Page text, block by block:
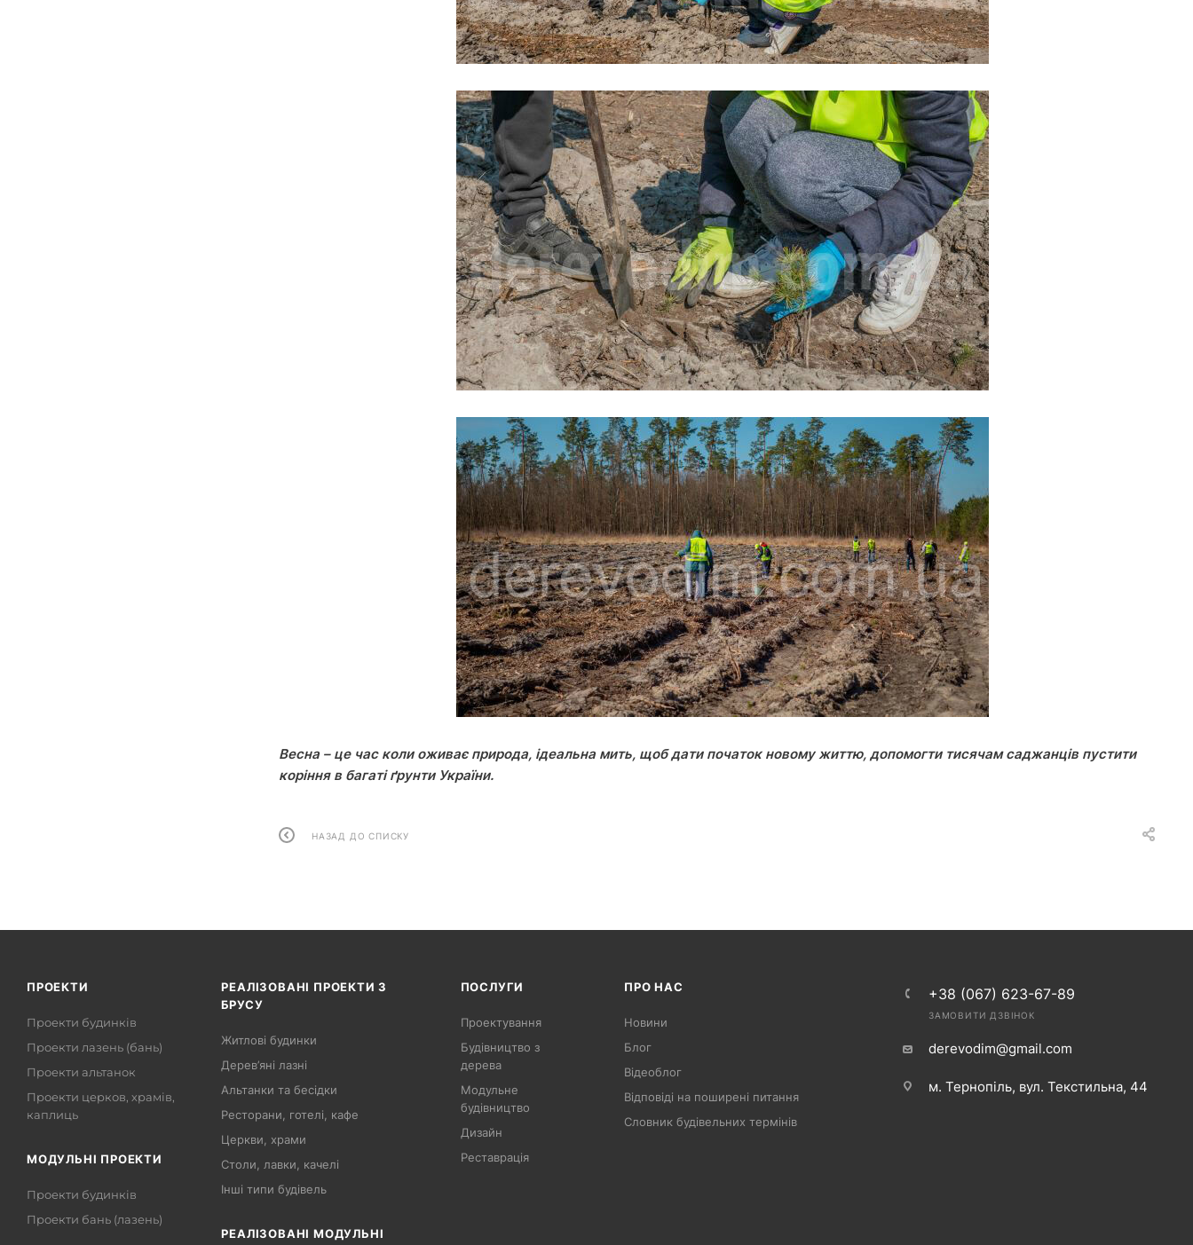
Весна – це час коли оживає природа, ідеальна мить, щоб дати початок новому життю, допомогти тисячам саджанців пустити
коріння в багаті ґрунти України.
НАЗАД ДО СПИСКУ
ПРОЕКТИ
Проекти будинків
Проекти лазень (бань)
Проекти альтанок
Проекти церков, храмів,
каплиць
МОДУЛЬНІ ПРОЕКТИ
Проекти будинків
Проекти бань (лазень)
РЕАЛІЗОВАНІ ПРОЕКТИ З
БРУСУ
Житлові будинки
Дерев’яні лазні
Альтанки та бесідки
Ресторани, готелі, кафе
Церкви, храми
Столи, лавки, качелі
Інші типи будівель
РЕАЛІЗОВАНІ МОДУЛЬНІ
ПОСЛУГИ
Проектування
Будівництво з
дерева
Модульне
будівництво
Дизайн
Реставрація
ПРО НАС
Новини
Блог
Відеоблог
Відповіді на поширені питання
Словник будівельних термінів
+38 (067) 623-67-89
ЗАМОВИТИ ДЗВІНОК
derevodim@gmail.com
м. Тернопіль, вул. Текстильна, 44